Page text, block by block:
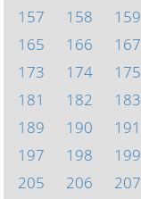
157
158 159
165
166 167
173
174 175
181
182 183
189
190 191
197
198 199
205
206 207